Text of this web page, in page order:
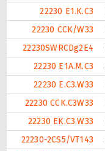
22230 E1.K.C3
22230 CCK/W33
22230SWRCDg2E4
22230 E1A.M.C3
22230 E.C3.W33
22230 CCK.C3W33
22230 EK.C3.W33
22230-2CS5/VT143